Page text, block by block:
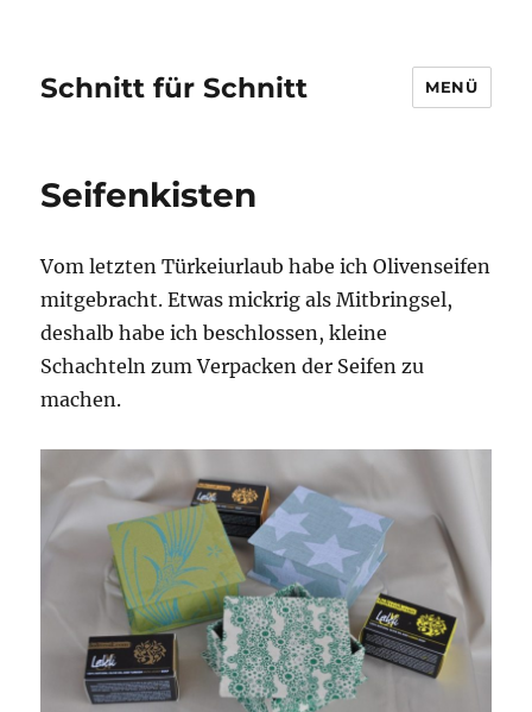
Schnitt für Schnitt MENÜ
Seifenkisten
Vom letzten Türkeiurlaub habe ich Olivenseifen
mitgebracht. Etwas mickrig als Mitbringsel,
deshalb habe ich beschlossen, kleine
Schachteln zum Verpacken der Seifen zu
machen.